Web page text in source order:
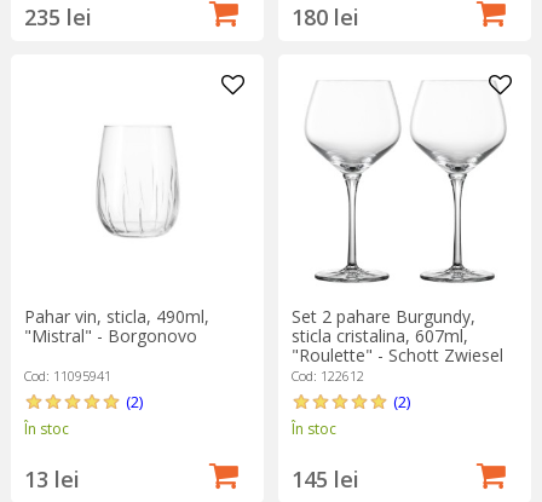
235 lei 180 lei
Pahar vin, sticla, 490ml,
"Mistral" - Borgonovo
Cod: 11095941
(2)
În stoc
13 lei
Set 2 pahare Burgundy,
sticla cristalina, 607ml,
"Roulette" - Schott Zwiesel
Cod: 122612
(2)
În stoc
145 lei